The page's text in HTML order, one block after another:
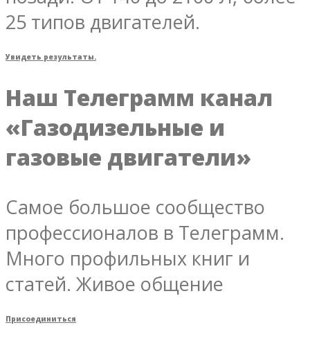
25 типов двигателей.
Увидеть результаты.
Наш Телеграмм канал
«Газодизельные и
газовые двигатели»
Самое большое сообщество
профессионалов в Телеграмм.
Много профильных книг и
статей. Живое общение
Присоединиться